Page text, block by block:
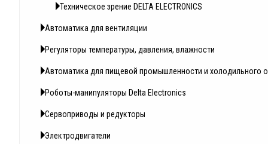
Техническое зрение DELTA ELECTRONICS
Автоматика для вентиляции
Регуляторы температуры, давления, влажности
Автоматика для пищевой промышленности и холодильного
Роботы-манипуляторы Delta Electronics
Сервоприводы и редукторы
Электродвигатели